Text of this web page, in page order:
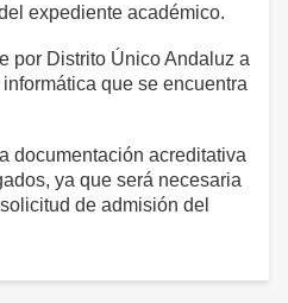
expediente académico.
por Distrito Único Andaluz a
que se encuentra
documentación acreditativa
ya que será necesaria
de admisión del